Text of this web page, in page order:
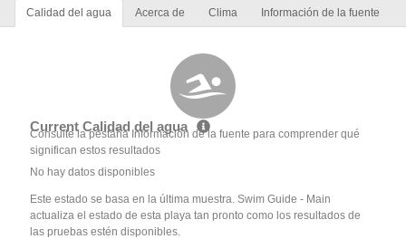
Calidad del agua Acerca de Clima Información de la fuente
Current Calidad del agua
Consulte la pestaña Información de la fuente para comprender qué
significan estos resultados
No hay datos disponibles
Este estado se basa en la última muestra. Swim Guide - Main
actualiza el estado de esta playa tan pronto como los resultados de
las pruebas estén disponibles.